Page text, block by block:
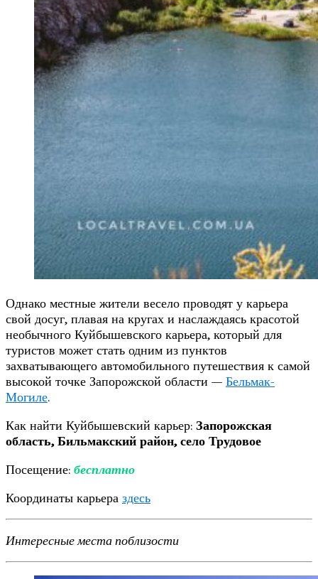
Однако местные жители весело проводят у карьера
свой досуг, плавая на кругах и наслаждаясь красотой
необычного Куйбышевского карьера, который для
туристов может стать одним из пунктов
захватывающего автомобильного путешествия к самой
высокой точке Запорожской области — Бельмак-
Могиле.
Как найти Куйбышевский карьер: Запорожская
область, Бильмакский район, село Трудовое
Посещение: бесплатно
Координаты карьера здесь
Интересные места поблизости